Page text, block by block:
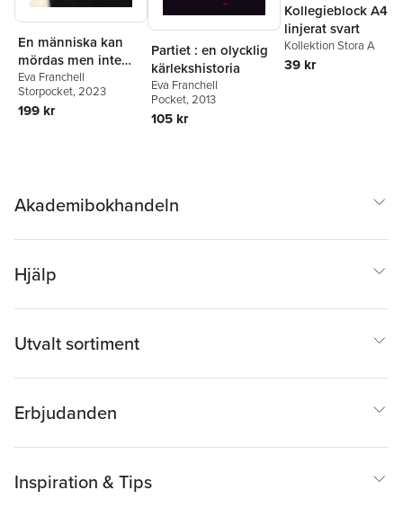
En människa kan
mördas men inte
idéer : en biografi
över Anna Lindh
Eva Franchell
Storpocket, 2023
199 kr
Partiet : en olycklig
kärlekshistoria
Eva Franchell
Pocket, 2013
105 kr
Kollegieblock A4
linjerat svart
Kollektion Stora A
39 kr
Akademibokhandeln
Hjälp
Utvalt sortiment
Erbjudanden
Inspiration & Tips